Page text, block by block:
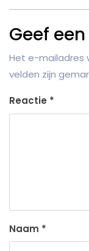
Geef
Het e-mailadres
velden zijn
Reactie *
Naam *